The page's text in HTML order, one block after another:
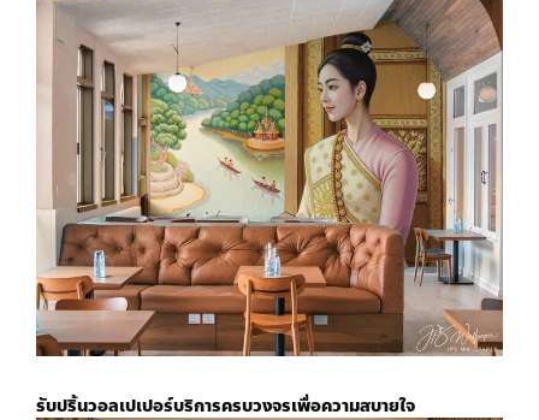
รับปริ้นวอลเปเปอร์บริการครบวงจรเพื่อความสบายใจ